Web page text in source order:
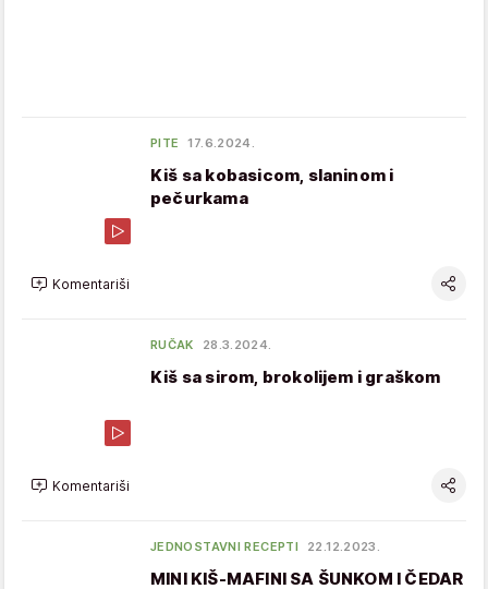
PITE 17.6.2024.
Kiš sa kobasicom, slaninom i
pečurkama
Komentariši
RUČAK 28.3.2024.
Kiš sa sirom, brokolijem i graškom
Komentariši
JEDNOSTAVNI RECEPTI 22.12.2023.
MINI KIŠ-MAFINI SA ŠUNKOM I ČEDAR